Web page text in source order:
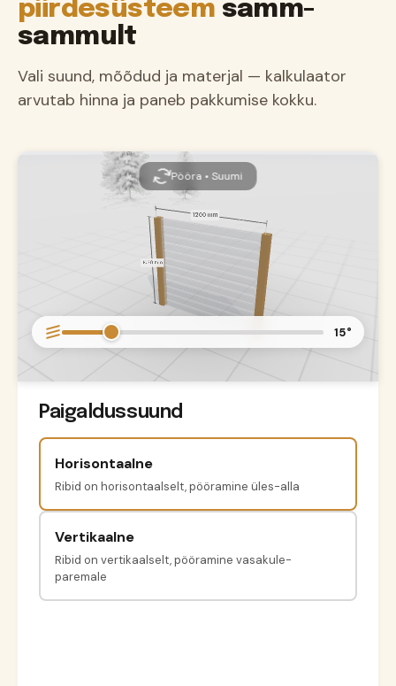
piirdesüsteem samm-
sammult
Vali suund, mõõdud ja materjal — kalkulaator
arvutab hinna ja paneb pakkumise kokku.
Paigaldussuund
Horisontaalne
Ribid on horisontaalselt, pööramine üles-alla
Vertikaalne
Ribid on vertikaalselt, pööramine vasakule-
paremale
Pööra • Suumi
15°